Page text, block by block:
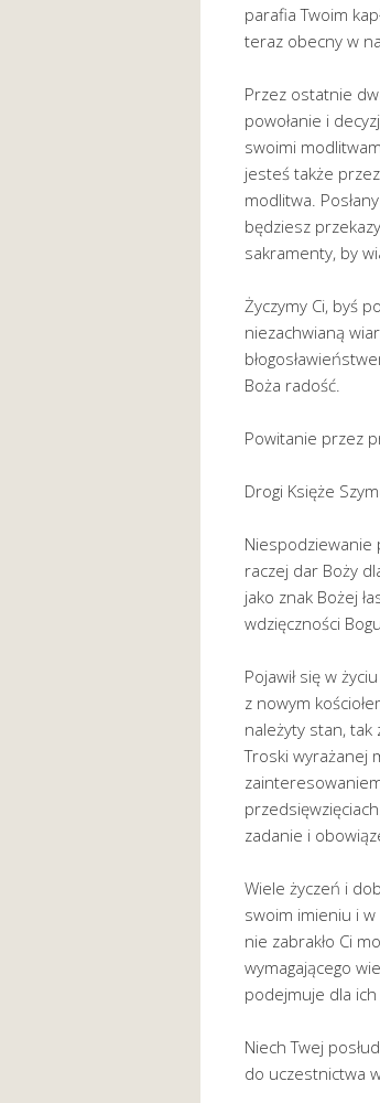
parafia Twoim
teraz obecny w
Przez ostatnie
powołanie i
swoimi
jesteś także
modlitwa.
będziesz
sakramenty, by
Życzymy Ci, byś
niezachwianą
Boża radość.
Powitanie przez
Drogi Księże
Niespodziewanie
raczej dar Boży
jako znak Bożej
wdzięczności
Pojawił się w
z nowym
należyty stan, tak
Troski wyrażanej
zadanie i
Wiele życzeń i
swoim imieniu i w
nie zabrakło Ci
wymagającego
podejmuje dla
Niech Twej
do uczestnictwa